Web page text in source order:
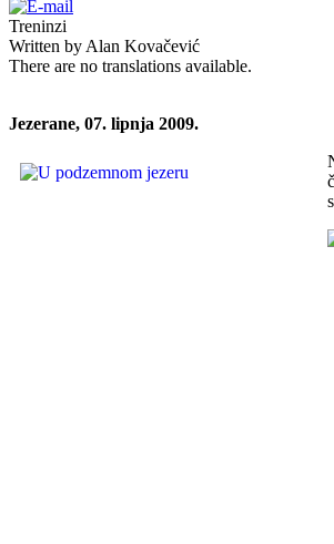
Treninzi
Written by Alan Kovačević
There are no translations available.
Jezerane, 07. lipnja 2009.